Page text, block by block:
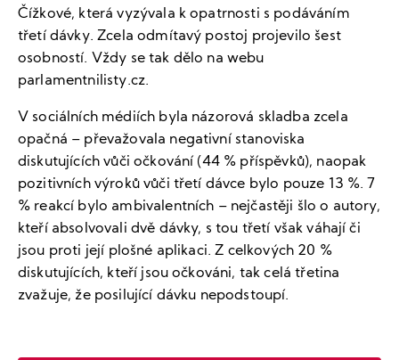
Čížkové, která vyzývala k opatrnosti s podáváním
třetí dávky. Zcela odmítavý postoj projevilo šest
osobností. Vždy se tak dělo na webu
parlamentnilisty.cz.
V sociálních médiích byla názorová skladba zcela
opačná – převažovala negativní stanoviska
diskutujících vůči očkování (44 % příspěvků), naopak
pozitivních výroků vůči třetí dávce bylo pouze 13 %. 7
% reakcí bylo ambivalentních – nejčastěji šlo o autory,
kteří absolvovali dvě dávky, s tou třetí však váhají či
jsou proti její plošné aplikaci. Z celkových 20 %
diskutujících, kteří jsou očkováni, tak celá třetina
zvažuje, že posilující dávku nepodstoupí.